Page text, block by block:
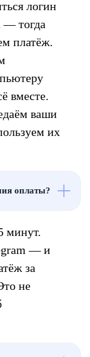
логин
— тогда
платёж.
вместе.
ваши
их
оплаты?
минут.
— и
за
не